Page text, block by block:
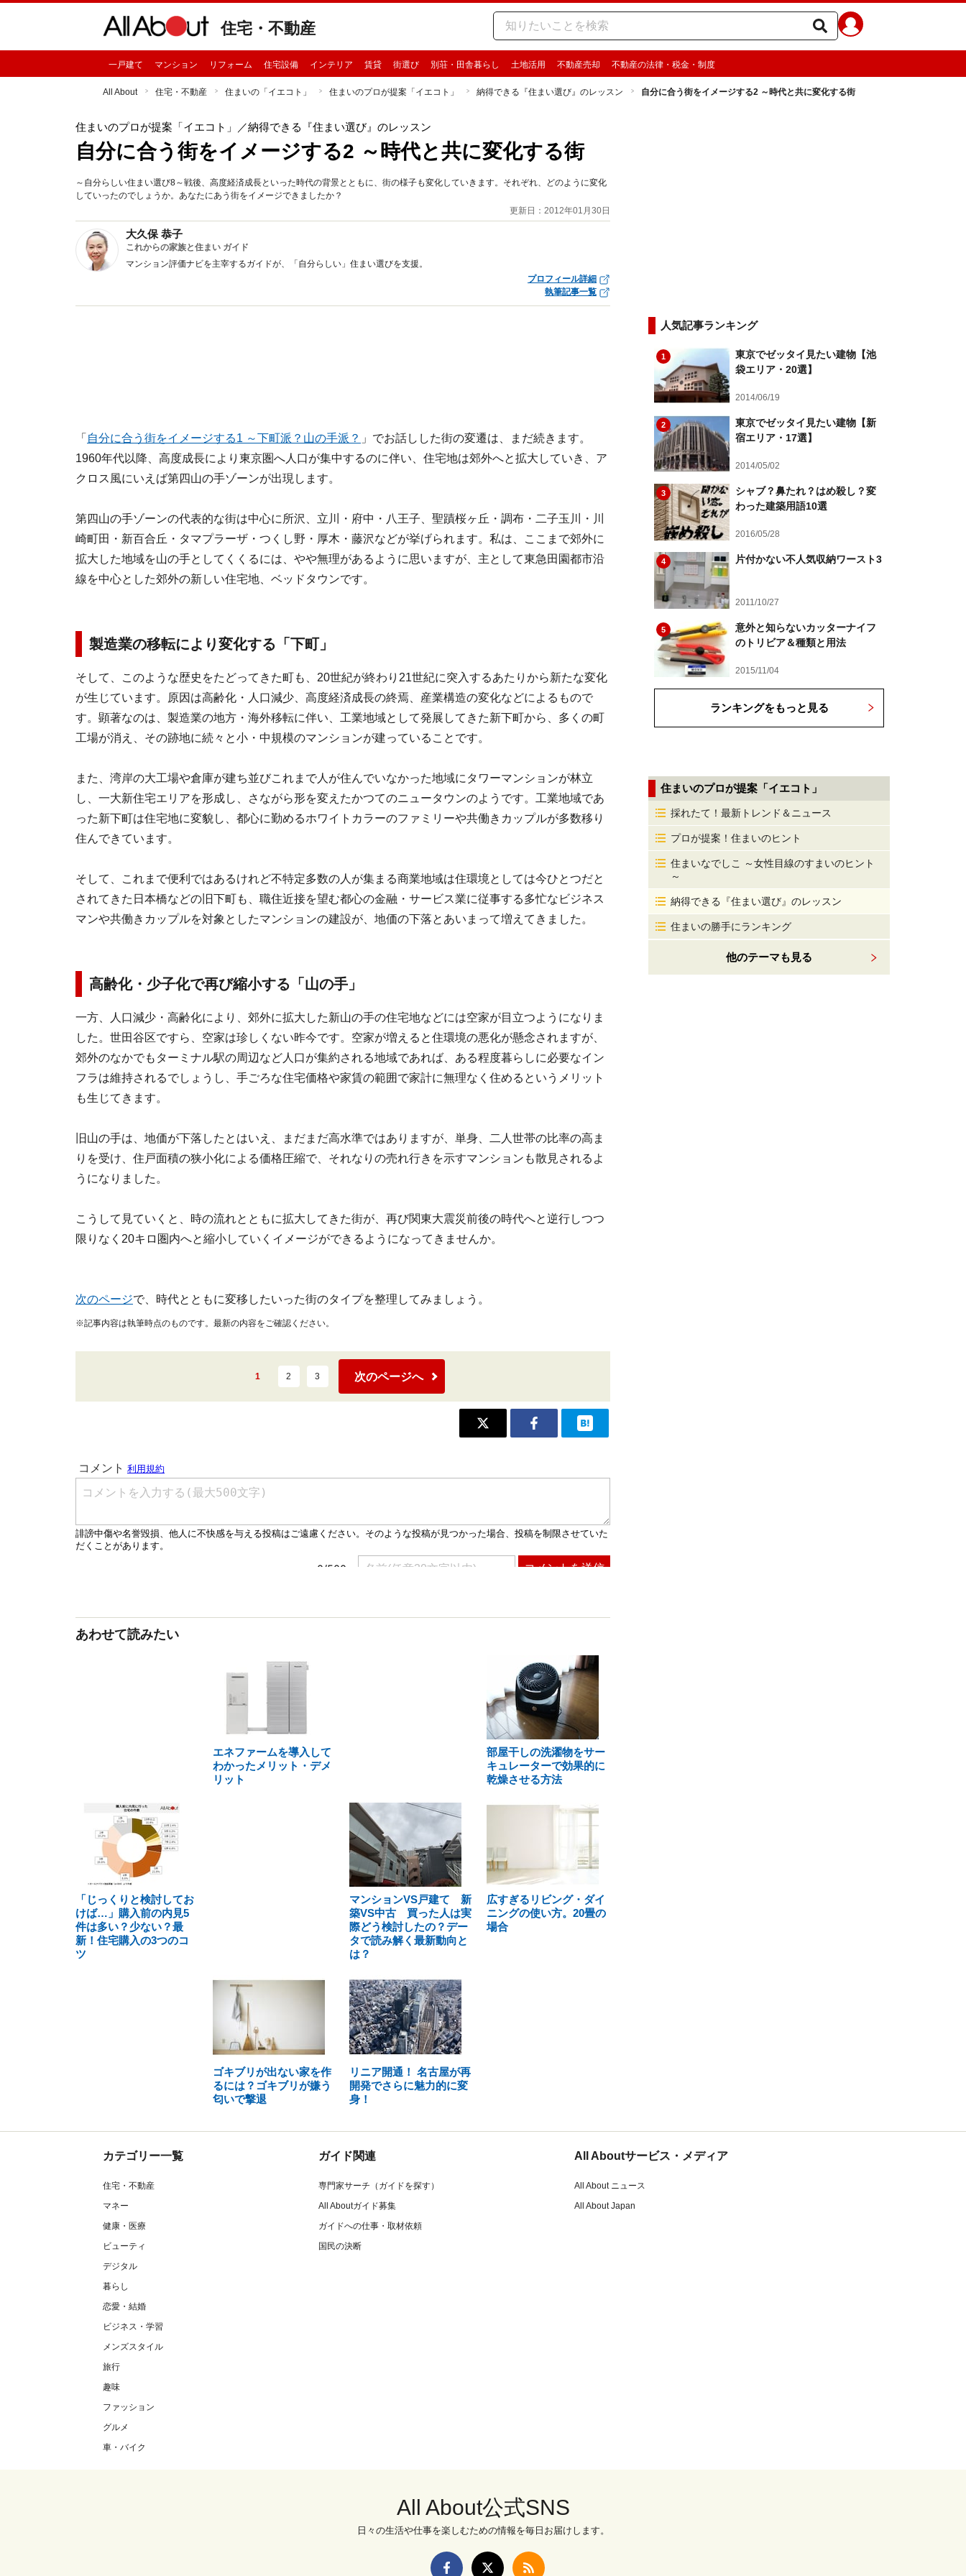
住宅・不動産
一戸建て マンション リフォーム 住宅設備 インテリア 賃貸 街選び 別荘・田舎暮らし 土地活用 不動産売却 不動産の法律・税金・制度
All About 住宅・不動産 住まいの「イエコト」 住まいのプロが提案「イエコト」 納得できる『住まい選び』のレッスン 自分に合う街をイメージする2 ～時代と共に変化する街
住まいのプロが提案「イエコト」 ／納得できる『住まい選び』のレッスン
自分に合う街をイメージする2 ～時代と共に変化する街
～自分らしい住まい選び8～戦後、高度経済成長といった時代の背景とともに、街の様子も変化していきます。それぞれ、どのように変化
していったのでしょうか。あなたにあう街をイメージできましたか？
更新日：2012年01月30日
大久保 恭子
これからの家族と住まい ガイド
マンション評価ナビを主宰するガイドが、「自分らしい」住まい選びを支援。
プロフィール詳細
執筆記事一覧
「 自分に合う街をイメージする1 ～下町派？山の手派？ 」でお話しした街の変遷は、まだ続きます。
1960年代以降、高度成長により東京圏へ人口が集中するのに伴い、住宅地は郊外へと拡大していき、ア
クロス風にいえば第四山の手ゾーンが出現します。
第四山の手ゾーンの代表的な街は中心に所沢、立川・府中・八王子、聖蹟桜ヶ丘・調布・二子玉川・川
崎町田・新百合丘・タマプラーザ・つくし野・厚木・藤沢などが挙げられます。私は、ここまで郊外に
拡大した地域を山の手としてくくるには、やや無理があるように思いますが、主として東急田園都市沿
線を中心とした郊外の新しい住宅地、ベッドタウンです。
製造業の移転により変化する「下町」
そして、このような歴史をたどってきた町も、20世紀が終わり21世紀に突入するあたりから新たな変化
が生じています。原因は高齢化・人口減少、高度経済成長の終焉、産業構造の変化などによるもので
す。顕著なのは、製造業の地方・海外移転に伴い、工業地域として発展してきた新下町から、多くの町
工場が消え、その跡地に続々と小・中規模のマンションが建っていることです。
また、湾岸の大工場や倉庫が建ち並びこれまで人が住んでいなかった地域にタワーマンションが林立
し、一大新住宅エリアを形成し、さながら形を変えたかつてのニュータウンのようです。工業地域であ
った新下町は住宅地に変貌し、都心に勤めるホワイトカラーのファミリーや共働きカップルが多数移り
住んできています。
そして、これまで便利ではあるけれど不特定多数の人が集まる商業地域は住環境としては今ひとつだと
されてきた日本橋などの旧下町も、職住近接を望む都心の金融・サービス業に従事する多忙なビジネス
マンや共働きカップルを対象としたマンションの建設が、地価の下落とあいまって増えてきました。
高齢化・少子化で再び縮小する「山の手」
一方、人口減少・高齢化により、郊外に拡大した新山の手の住宅地などには空家が目立つようになりま
した。世田谷区ですら、空家は珍しくない昨今です。空家が増えると住環境の悪化が懸念されますが、
郊外のなかでもターミナル駅の周辺など人口が集約される地域であれば、ある程度暮らしに必要なイン
フラは維持されるでしょうし、手ごろな住宅価格や家賃の範囲で家計に無理なく住めるというメリット
も生じてきます。
旧山の手は、地価が下落したとはいえ、まだまだ高水準ではありますが、単身、二人世帯の比率の高ま
りを受け、住戸面積の狭小化による価格圧縮で、それなりの売れ行きを示すマンションも散見されるよ
うになりました。
こうして見ていくと、時の流れとともに拡大してきた街が、再び関東大震災前後の時代へと逆行しつつ
限りなく20キロ圏内へと縮小していくイメージができるようになってきませんか。
次のページで、時代とともに変移したいった街のタイプを整理してみましょう。
※記事内容は執筆時点のものです。最新の内容をご確認ください。
1 2 3 次のページへ
あわせて読みたい
エネファームを導入して
わかったメリット・デメ
リット
部屋干しの洗濯物をサー
キュレーターで効果的に
乾燥させる方法
「じっくりと検討してお
けば…」購入前の内見5
件は多い？少ない？最
新！住宅購入の3つのコ
ツ
マンションVS戸建て 新
築VS中古 買った人は実
際どう検討したの？デー
タで読み解く最新動向と
は？
広すぎるリビング・ダイ
ニングの使い方。20畳の
場合
ゴキブリが出ない家を作
るには？ゴキブリが嫌う
匂いで撃退
リニア開通！ 名古屋が再
開発でさらに魅力的に変
身！
人気記事ランキング
1
東京でゼッタイ見たい建物【池
袋エリア・20選】
2014/06/19
2
東京でゼッタイ見たい建物【新
宿エリア・17選】
2014/05/02
3
シャブ？鼻たれ？はめ殺し？変
わった建築用語10選
2016/05/28
4 片付かない不人気収納ワースト3
2011/10/27
5
意外と知らないカッターナイフ
のトリビア＆種類と用法
2015/11/04
ランキングをもっと見る
住まいのプロが提案「イエコト」
採れたて！最新トレンド＆ニュース
プロが提案！住まいのヒント
住まいなでしこ ～女性目線のすまいのヒント
～
納得できる『住まい選び』のレッスン
住まいの勝手にランキング
他のテーマも見る
カテゴリー一覧
住宅・不動産
マネー
健康・医療
ビューティ
デジタル
暮らし
恋愛・結婚
ビジネス・学習
メンズスタイル
旅行
趣味
ファッション
グルメ
車・バイク
ガイド関連
専門家サーチ（ガイドを探す）
All Aboutガイド募集
ガイドへの仕事・取材依頼
国民の決断
All Aboutサービス・メディア
All About ニュース
All About Japan
All About公式SNS
日々の生活や仕事を楽しむための情報を毎日お届けします。